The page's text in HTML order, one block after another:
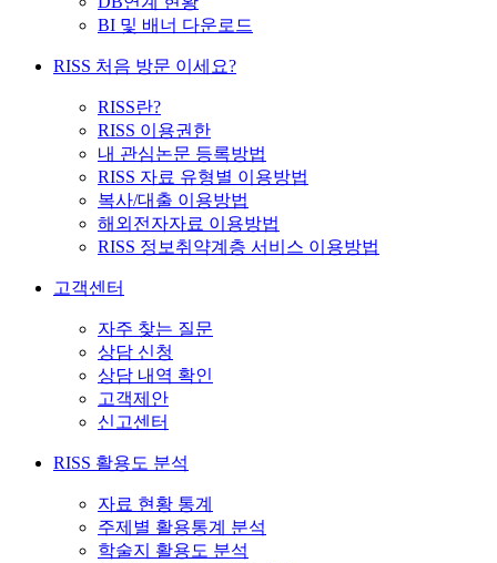
BI 및 배너 다운로드
RISS 처음 방문 이세요?
RISS란?
RISS 이용권한
내 관심논문 등록방법
RISS 자료 유형별 이용방법
복사/대출 이용방법
해외전자자료 이용방법
RISS 정보취약계층 서비스 이용방법
고객센터
자주 찾는 질문
상담 신청
상담 내역 확인
고객제안
신고센터
RISS 활용도 분석
자료 현황 통계
주제별 활용통계 분석
학술지 활용도 분석